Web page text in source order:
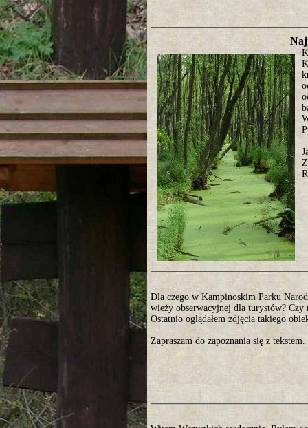
Dla czego w Kampinoskim Parku
wieży obserwacyjnej dla turystów? Czy
Ostatnio oglądałem zdjęcia takiego
Zapraszam do zapoznania się z tekstem.